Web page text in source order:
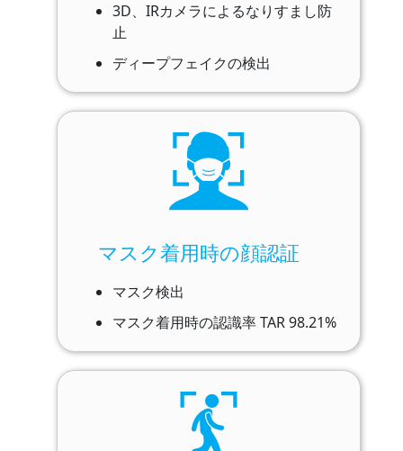
3D、IRカメラによるなりすまし防
止​
ディープフェイクの検出
マスク着用時の顔認証
マスク検出​
マスク着用時の認識率 TAR 98.21%